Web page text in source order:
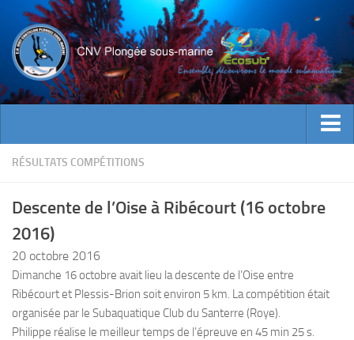
ACTUALITES
INFOS CNV
Bienvenue
Contacts
Documents utiles
Encadrement
RÉSULTATS COMPÉTITIONS
Descente de l’Oise à Ribécourt (16 octobre
2016)
20 octobre 2016
Dimanche 16 octobre avait lieu la descente de l’Oise entre
Ribécourt et Plessis-Brion soit environ 5 km. La compétition était
organisée par le Subaquatique Club du Santerre (Roye).
Philippe réalise le meilleur temps de l’épreuve en 45 min 25 s.